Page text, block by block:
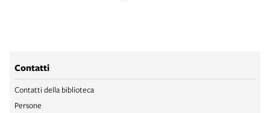
Contatti
Contatti della biblioteca
Persone